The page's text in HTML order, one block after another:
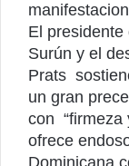
El presidente
Surún y el
Prats
un gran
con “firmeza
ofrece